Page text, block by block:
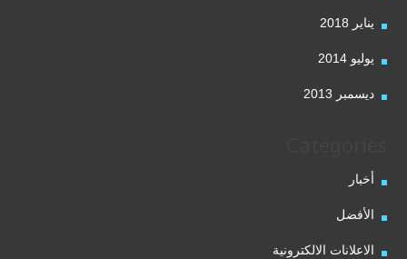
يناير 2018
يوليو 2014
ديسمبر 2013
أخبار
الأفضل
الاعلانات الالكترونية